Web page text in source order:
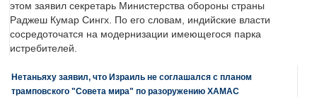
этом заявил секретарь Министерства обороны страны
Раджеш Кумар Сингх. По его словам, индийские власти
сосредоточатся на модернизации имеющегося парка
истребителей.
Нетаньяху заявил, что Израиль не соглашался с планом
трамповского "Совета мира" по разоружению ХАМАС